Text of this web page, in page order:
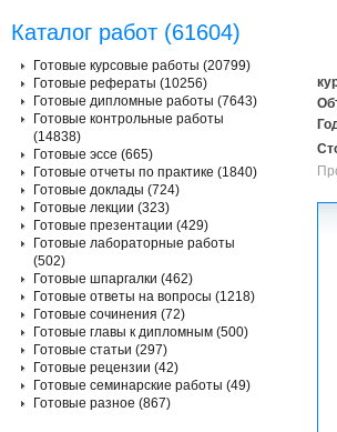
Каталог работ (61604)
Готовые курсовые работы (20799)
Готовые рефераты (10256)
Готовые дипломные работы (7643)
Готовые контрольные работы
(14838)
Готовые эссе (665)
Готовые отчеты по практике (1840)
Готовые доклады (724)
Готовые лекции (323)
Готовые презентации (429)
Готовые лабораторные работы
(502)
Готовые шпаргалки (462)
Готовые ответы на вопросы (1218)
Готовые сочинения (72)
Готовые главы к дипломным (500)
Готовые статьи (297)
Готовые рецензии (42)
Готовые семинарские работы (49)
Готовые разное (867)